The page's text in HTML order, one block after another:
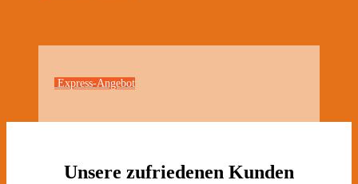
Express-Angebot
Unsere zufriedenen Kunden